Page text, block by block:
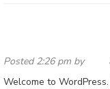
Posted2:26 pm by
Welcome to